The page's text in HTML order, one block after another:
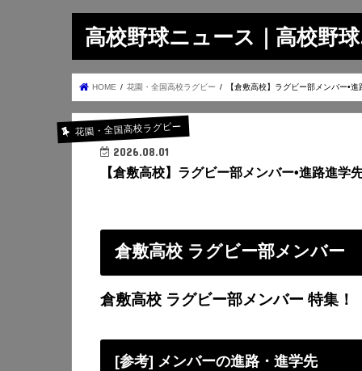
高校野球ニュース｜高校野
HOME 花園・全国高校ラグビー 【倉敷高校】ラグビー部メンバー•進
花園・全国高校ラグビー
2026.08.01
【倉敷高校】ラグビー部メンバー•進路進学
倉敷高校 ラグビー部メンバー
倉敷高校 ラグビー部メンバー 特集！
[参考] メンバーの進路・進学先